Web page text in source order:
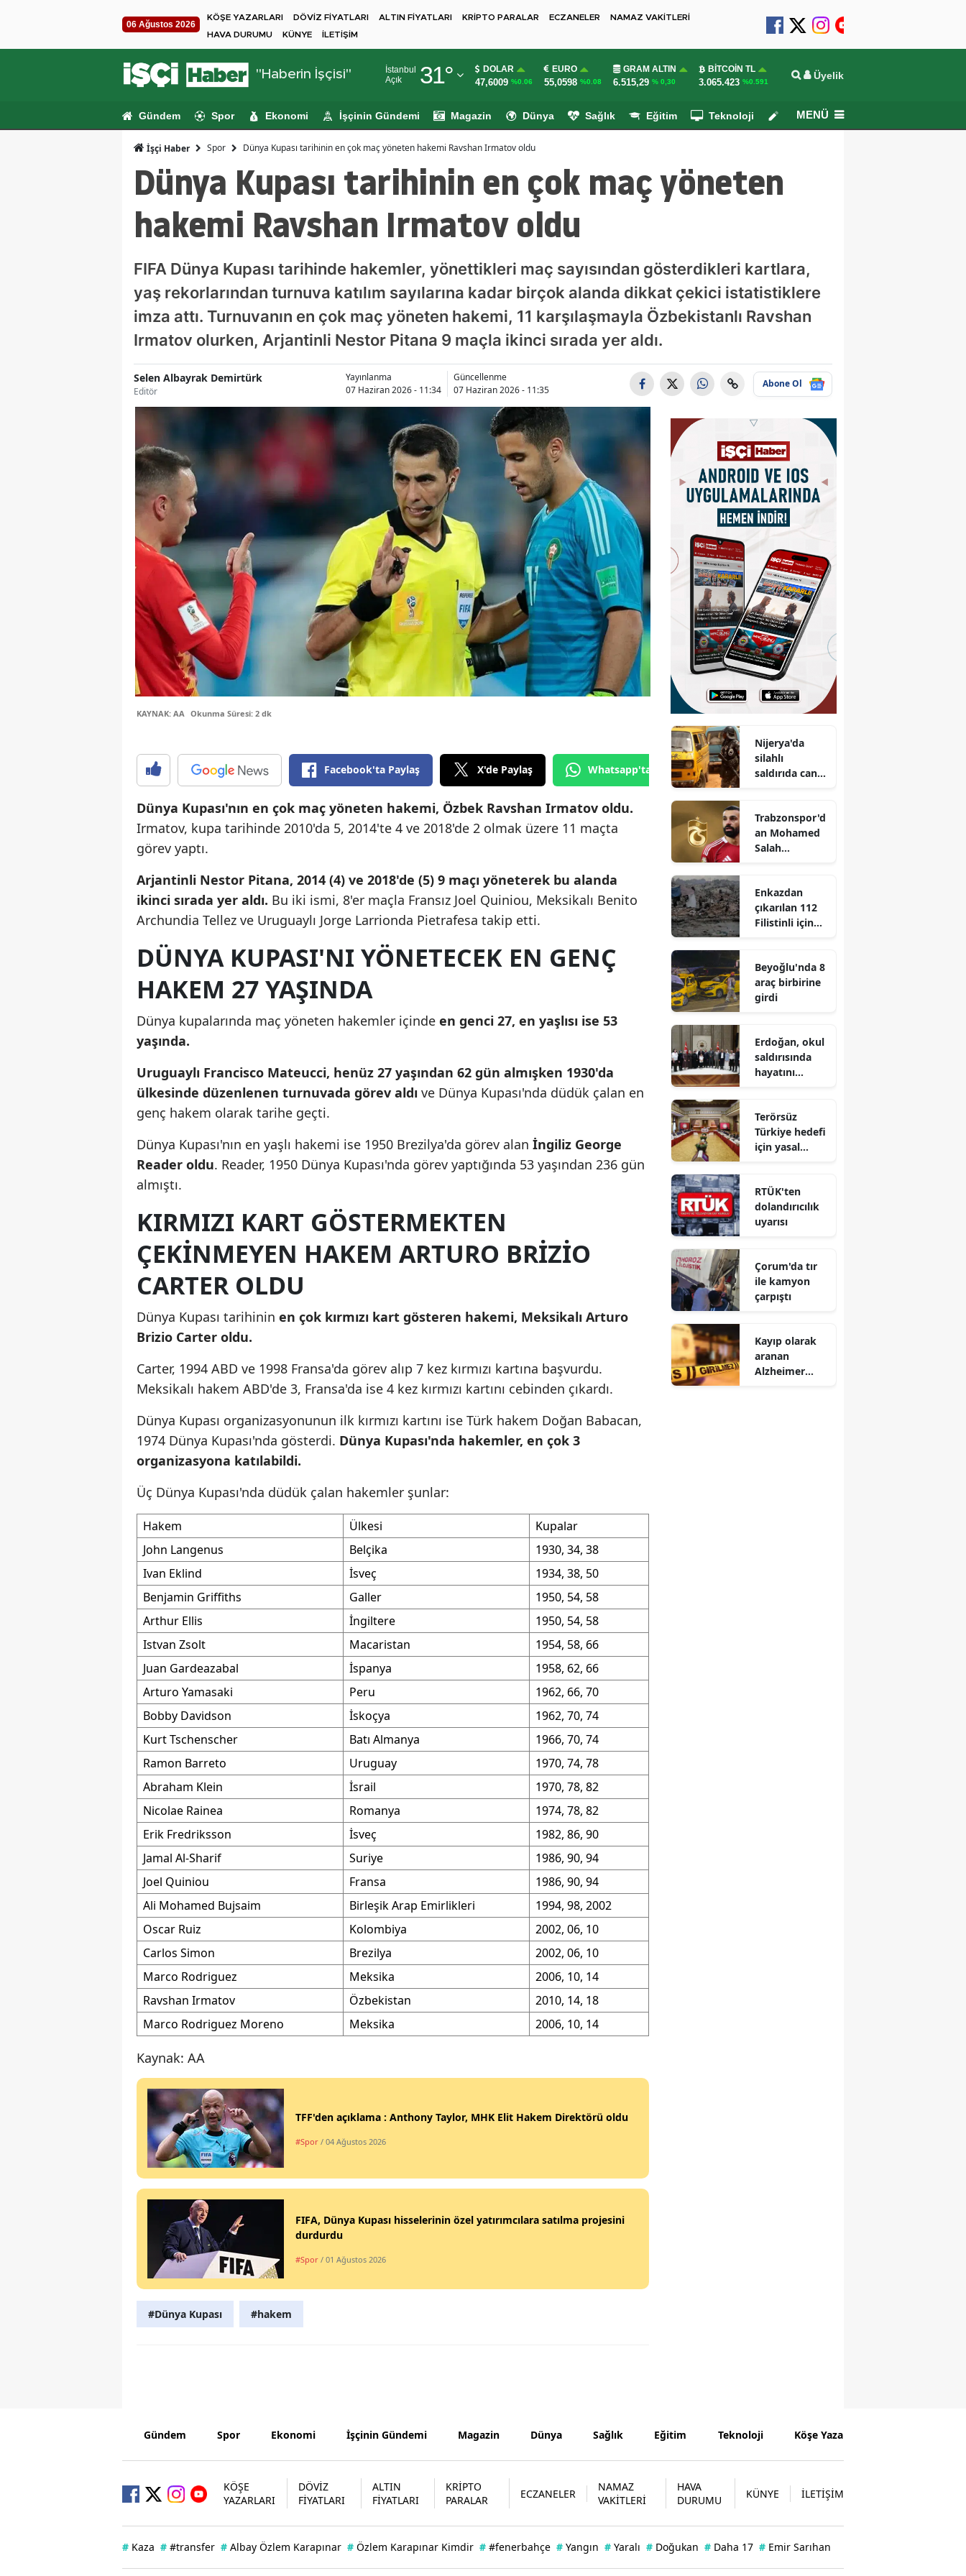
06 Ağustos 2026
KÖŞE YAZARLARI DÖVİZ FİYATLARI ALTIN FİYATLARI KRİPTO PARALAR ECZANELER
NAMAZ VAKİTLERİ
HAVA DURUMU
KÜNYE İLETİŞİM
"Haberin İşçisi"
İstanbul
Açık
31°
Adıyaman
Ağrı
Antalya
Aydın
Balıkesir
Bilecik
Bingöl
Bitlis
Bolu
Burdur
Bursa
Çanakkale
Çankırı
Çorum
Denizli
Diyarbakır
Edirne
Elazığ
Eskişehir
Gaziantep
Hakkari
Hatay
Isparta
İstanbul
Kars
Kırklareli
Kocaeli
Konya
Malatya
Kahramanmaraş
Mardin
Muğla
Nevşehir
Niğde
Samsun
Tekirdağ
Şanlıurfa
Uşak
Van
Zonguldak
Aksaray
Karaman
Ardahan
DOLAR
47,6009 %0.06
EURO
55,0598 %0.08
GRAM ALTIN
6.515,29 % 0,30
BITCOIN TL
3.065.423 %0.591 Üyelik
Gündem Spor Ekonomi İşçinin Gündemi Magazin Dünya Sağlık Eğitim Teknoloji Köşe Yazarları
MENÜ
İşçi Haber Spor Dünya Kupası tarihinin en çok maç yöneten hakemi Ravshan Irmatov oldu
Dünya Kupası tarihinin en çok maç yöneten
hakemi Ravshan Irmatov oldu
FIFA Dünya Kupası tarihinde hakemler, yönettikleri maç sayısından gösterdikleri kartlara,
yaş rekorlarından turnuva katılım sayılarına kadar birçok alanda dikkat çekici istatistiklere
imza attı. Turnuvanın en çok maç yöneten hakemi, 11 karşılaşmayla Özbekistanlı Ravshan
Irmatov olurken, Arjantinli Nestor Pitana 9 maçla ikinci sırada yer aldı.
Selen Albayrak Demirtürk
Editör
Yayınlanma
07 Haziran 2026 - 11:34
Güncellenme
07 Haziran 2026 - 11:35
Abone Ol
KAYNAK: AA Okunma Süresi: 2 dk
Facebook'ta Paylaş X'de Paylaş Whatsapp'tan Gönder
Dünya Kupası'nın en çok maç yöneten hakemi, Özbek Ravshan Irmatov oldu.
Irmatov, kupa tarihinde 2010'da 5, 2014'te 4 ve 2018'de 2 olmak üzere 11 maçta
görev yaptı.
Arjantinli Nestor Pitana, 2014 (4) ve 2018'de (5) 9 maçı yöneterek bu alanda
ikinci sırada yer aldı. Bu iki ismi, 8'er maçla Fransız Joel Quiniou, Meksikalı Benito
Archundia Tellez ve Uruguaylı Jorge Larrionda Pietrafesa takip etti.
DÜNYA KUPASI'NI YÖNETECEK EN GENÇ
HAKEM 27 YAŞINDA
Dünya kupalarında maç yöneten hakemler içinde en genci 27, en yaşlısı ise 53
yaşında.
Uruguaylı Francisco Mateucci, henüz 27 yaşından 62 gün almışken 1930'da
ülkesinde düzenlenen turnuvada görev aldı ve Dünya Kupası'nda düdük çalan en
genç hakem olarak tarihe geçti.
Dünya Kupası'nın en yaşlı hakemi ise 1950 Brezilya'da görev alan İngiliz George
Reader oldu. Reader, 1950 Dünya Kupası'nda görev yaptığında 53 yaşından 236 gün
almıştı.
KIRMIZI KART GÖSTERMEKTEN
ÇEKINMEYEN HAKEM ARTURO BRIZIO
CARTER OLDU
Dünya Kupası tarihinin en çok kırmızı kart gösteren hakemi, Meksikalı Arturo
Brizio Carter oldu.
Carter, 1994 ABD ve 1998 Fransa'da görev alıp 7 kez kırmızı kartına başvurdu.
Meksikalı hakem ABD'de 3, Fransa'da ise 4 kez kırmızı kartını cebinden çıkardı.
Dünya Kupası organizasyonunun ilk kırmızı kartını ise Türk hakem Doğan Babacan,
1974 Dünya Kupası'nda gösterdi. Dünya Kupası'nda hakemler, en çok 3
organizasyona katılabildi.
Üç Dünya Kupası'nda düdük çalan hakemler şunlar:
Hakem Ülkesi
Kupalar
John Langenus
Belçika
1930, 34, 38
Ivan Eklind
İsveç
1934, 38, 50
Benjamin Griffiths
Galler
1950, 54, 58
Arthur Ellis
İngiltere
1950, 54, 58
Istvan Zsolt
Macaristan
1954, 58, 66
Juan Gardeazabal
İspanya
1958, 62, 66
Arturo Yamasaki
Peru
1962, 66, 70
Bobby Davidson
İskoçya
1962, 70, 74
Kurt Tschenscher
Batı Almanya
1966, 70, 74
Ramon Barreto
Uruguay
1970, 74, 78
Abraham Klein
İsrail
1970, 78, 82
Nicolae Rainea
Romanya
1974, 78, 82
Erik Fredriksson
İsveç
1982, 86, 90
Jamal Al-Sharif
Suriye
1986, 90, 94
Joel Quiniou
Fransa
1986, 90, 94
Ali Mohamed Bujsaim
Birleşik Arap Emirlikleri
1994, 98, 2002
Oscar Ruiz
Kolombiya
2002, 06, 10
Carlos Simon
Brezilya
2002, 06, 10
Marco Rodriguez
Meksika
2006, 10, 14
Ravshan Irmatov
Özbekistan
2010, 14, 18
Marco Rodriguez Moreno
Meksika 2006, 10, 14
Kaynak: AA
TFF'den açıklama : Anthony Taylor, MHK Elit Hakem Direktörü oldu
#Spor / 04 Ağustos 2026
FIFA, Dünya Kupası hisselerinin özel yatırımcılara satılma projesini
durdurdu
#Spor / 01 Ağustos 2026
#Dünya Kupası #hakem
Nijerya'da
silahlı
saldırıda can
Trabzonspor'd
an Mohamed
Salah
Enkazdan
çıkarılan 112
Filistinli için
düzenlendi
Beyoğlu'nda 8
araç birbirine
girdi
Erdoğan, okul
saldırısında
hayatını
aileleriyle
görüştü
Terörsüz
Türkiye hedefi
için yasal
RTÜK'ten
dolandırıcılık
uyarısı
Çorum'da tır
ile kamyon
çarpıştı
Kayıp olarak
aranan
Alzheimer
Gündem Spor Ekonomi İşçinin Gündemi Magazin Dünya Sağlık Eğitim Teknoloji Köşe Yazarları
KÖŞE
YAZARLARI
DÖVİZ
FİYATLARI
ALTIN
FİYATLARI
KRİPTO
PARALAR
ECZANELER
NAMAZ
VAKİTLERİ
HAVA
DURUMU
KÜNYE İLETİŞİM
# Kaza # #transfer # Albay Özlem Karapınar # Özlem Karapınar Kimdir # #fenerbahçe # Yangın # Yaralı # Doğukan # Daha 17 # Emir Sarıhan